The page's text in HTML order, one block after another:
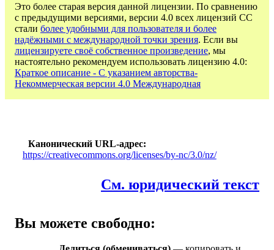
Это более старая версия данной лицензии. По сравнению
с предыдущими версиями, версии 4.0 всех лицензий CC
стали более удобными для пользователя и более
надёжными с международной точки зрения. Если вы
лицензируете своё собственное произведение, мы
настоятельно рекомендуем использовать лицензию 4.0:
Краткое описание - С указанием авторства-
Некоммерческая версии 4.0 Международная
Канонический URL-адрес
https://creativecommons.org/licenses/by-nc/3.0/nz/
См. юридический текст
Вы можете свободно: